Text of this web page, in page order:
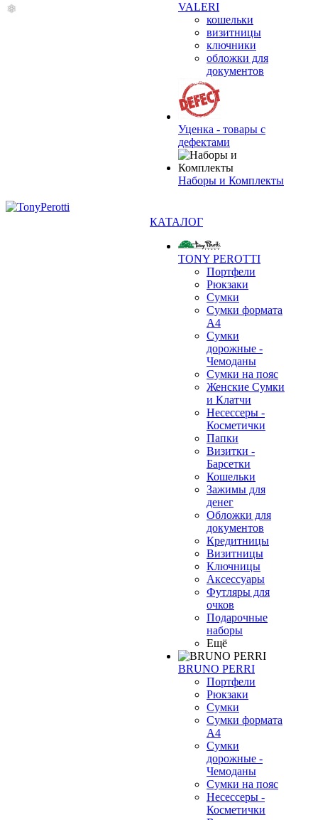
VALERI
кошельки
визитницы
ключники
обложки для
документов
Уценка - товары с
дефектами
Наборы и Комплекты
КАТАЛОГ
TONY PEROTTI
Портфели
Рюкзаки
Сумки
Сумки формата
А4
Сумки
дорожные -
Чемоданы
Сумки на пояс
Женские Сумки
и Клатчи
Несессеры -
Косметички
Папки
Визитки -
Барсетки
Кошельки
Зажимы для
денег
Обложки для
документов
Кредитницы
Визитницы
Ключницы
Аксессуары
Футляры для
очков
Подарочные
наборы
Ещё
BRUNO PERRI
Портфели
Рюкзаки
Сумки
Сумки формата
А4
Сумки
дорожные -
Чемоданы
Сумки на пояс
Несессеры -
Косметички